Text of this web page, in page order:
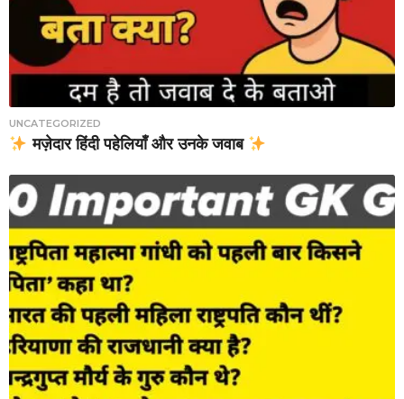
UNCATEGORIZED
मज़ेदार हिंदी पहेलियाँ और उनके जवाब